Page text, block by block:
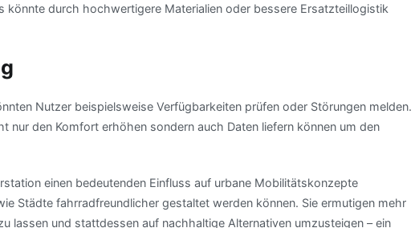
könnte durch hochwertigere Materialien oder bessere Ersatzteillogistik
Nutzer beispielsweise Verfügbarkeiten prüfen oder Störungen melden.
nur den Komfort erhöhen sondern auch Daten liefern können um den
einen bedeutenden Einfluss auf urbane Mobilitätskonzepte
Städte fahrradfreundlicher gestaltet werden können. Sie ermutigen mehr
lassen und stattdessen auf nachhaltige Alternativen umzusteigen – ein